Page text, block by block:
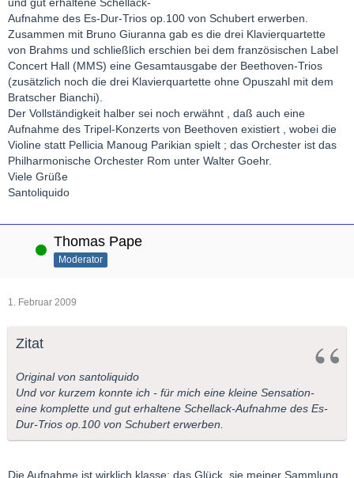
und gut erhaltene Schellack-
Aufnahme des Es-Dur-Trios op.100 von Schubert erwerben.
Zusammen mit Bruno Giuranna gab es die drei Klavierquartette
von Brahms und schließlich erschien bei dem französischen Label
Concert Hall (MMS) eine Gesamtausgabe der Beethoven-Trios
(zusätzlich noch die drei Klavierquartette ohne Opuszahl mit dem
Bratscher Bianchi).
Der Vollständigkeit halber sei noch erwähnt , daß auch eine
Aufnahme des Tripel-Konzerts von Beethoven existiert , wobei die
Violine statt Pellicia Manoug Parikian spielt ; das Orchester ist das
Philharmonische Orchester Rom unter Walter Goehr.
Viele Grüße
Santoliquido
Online Thomas Pape
Moderator
1. Februar 2009
Zitat
Original von santoliquido
Und vor kurzem konnte ich - für mich eine kleine Sensation-
eine komplette und gut erhaltene Schellack-Aufnahme des Es-
Dur-Trios op.100 von Schubert erwerben.
Die Aufnahme ist wirklich klasse; das Glück, sie meiner Sammlung